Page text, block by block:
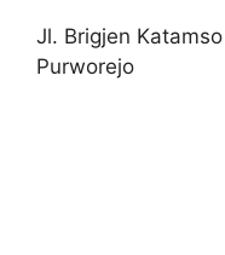
Jl. Brigjen
Purworejo